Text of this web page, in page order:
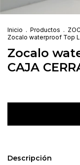
Inicio . Productos .
Zocalo waterproof Top
Zocalo
CAJA
Descripción